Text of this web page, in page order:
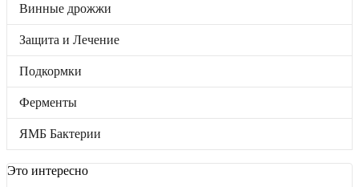
Винные дрожжи
Защита и Лечение
Подкормки
Ферменты
Бренды
Отложенные товары
Черенки винограда
Винные дрожжи
Винные дрожжи
Защита и Лечение
Подкормки
Ферменты
ЯМБ Бактерии
Это интересно